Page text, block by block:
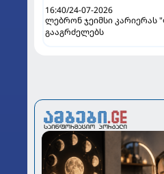
16:40/24-07-2026
ლებრონ ჯეიმსი კარიერას
გააგრძელებს